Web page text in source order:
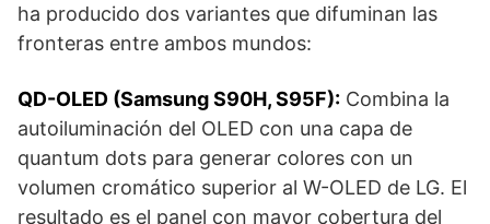
ha producido dos variantes que difuminan las
fronteras entre ambos mundos:
QD-OLED (Samsung S90H, S95F): Combina la
autoiluminación del OLED con una capa de
quantum dots para generar colores con un
volumen cromático superior al W-OLED de LG. El
resultado es el panel con mayor cobertura del